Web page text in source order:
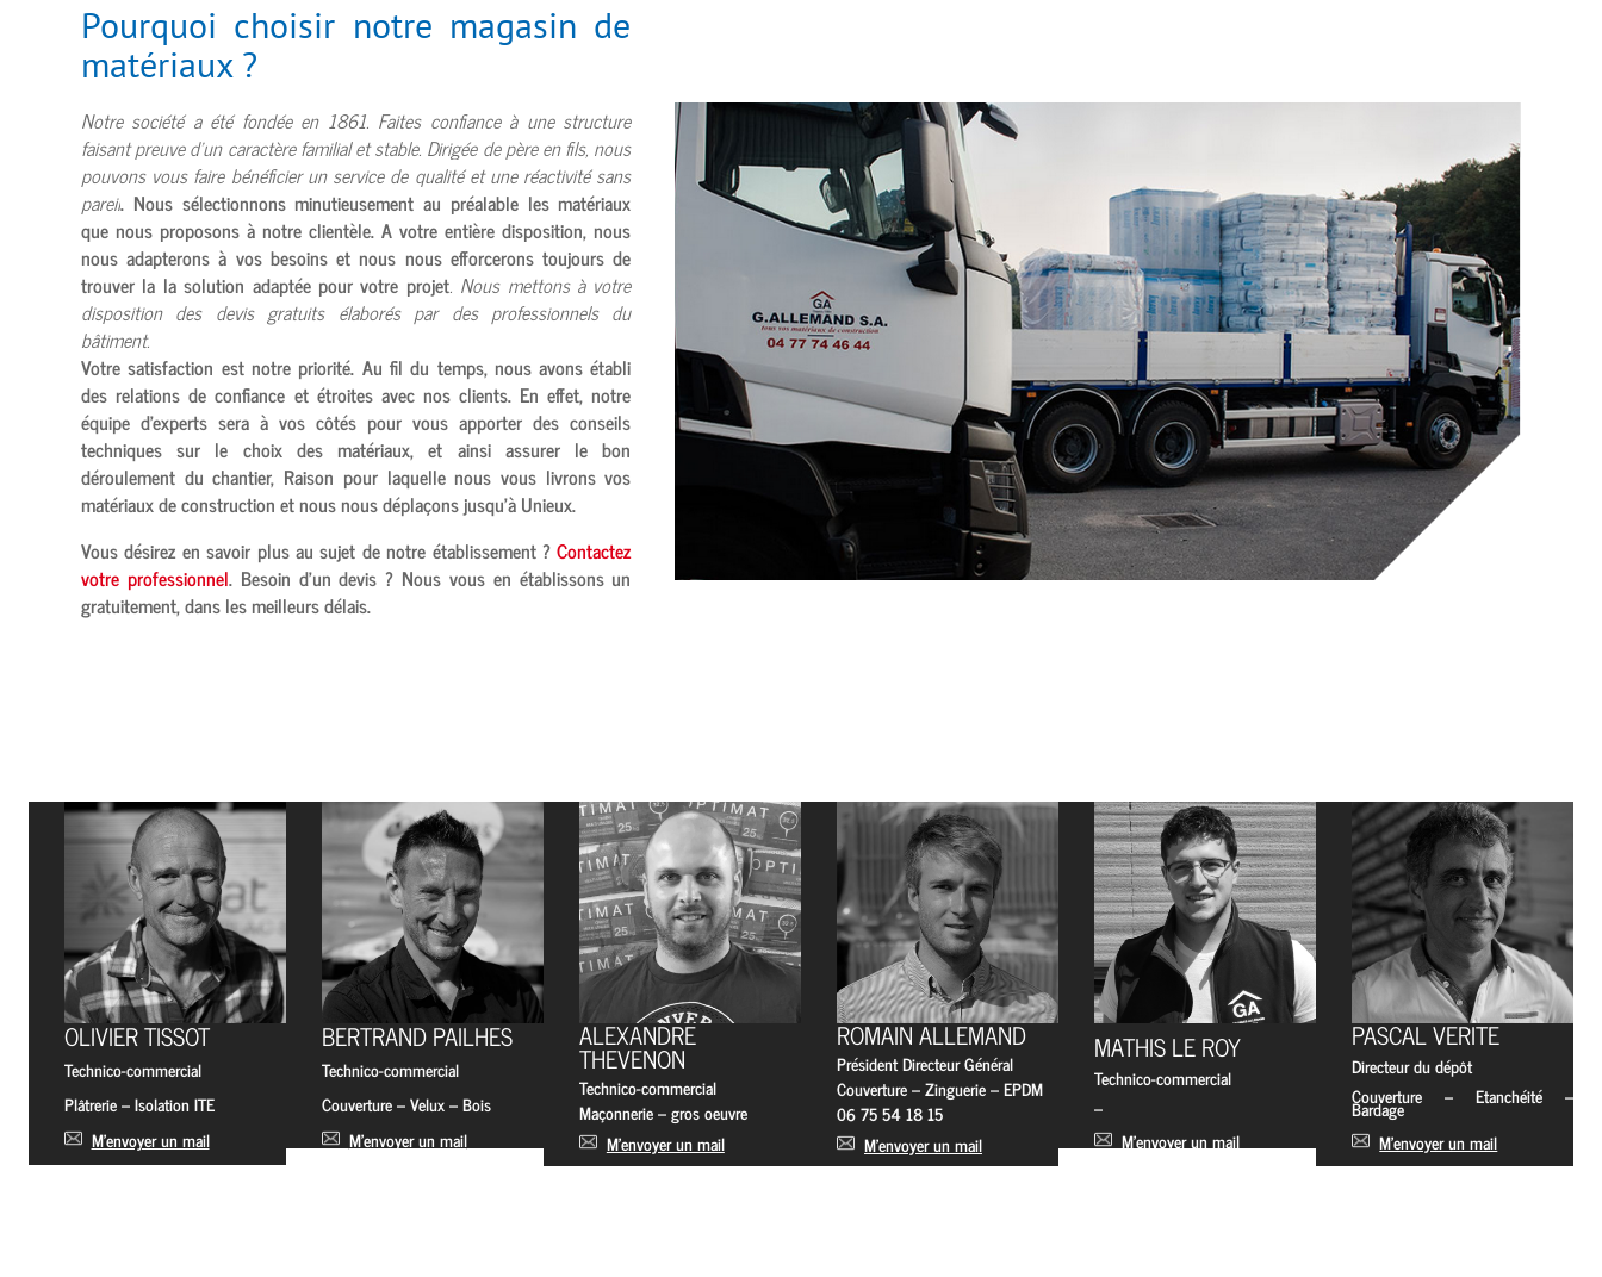
Pourquoi choisir notre magasin de
matériaux ?
Notre société a été fondée en 1861. Faites confiance à une structure
faisant preuve d’un caractère familial et stable. Dirigée de père en fils, nous
pouvons vous faire bénéficier un service de qualité et une réactivité sans
pareil. Nous sélectionnons minutieusement au préalable les matériaux
que nous proposons à notre clientèle. A votre entière disposition, nous
nous adapterons à vos besoins et nous nous efforcerons toujours de
trouver la la solution adaptée pour votre projet. Nous mettons à votre
disposition des devis gratuits élaborés par des professionnels du
bâtiment.
Votre satisfaction est notre priorité. Au fil du temps, nous avons établi
des relations de confiance et étroites avec nos clients. En effet, notre
équipe d’experts sera à vos côtés pour vous apporter des conseils
techniques sur le choix des matériaux, et ainsi assurer le bon
déroulement du chantier, Raison pour laquelle nous vous livrons vos
matériaux de construction et nous nous déplaçons jusqu’àUnieux.
Vous désirez en savoir plus au sujet de notre établissement ?Contactez
votre professionnel. Besoin d’un devis ? Nous vous en établissons un
gratuitement, dans les meilleurs délais.
OLIVIER TISSOT
Technico-commercial
Plâtrerie – Isolation ITE
M’envoyer un mail
BERTRAND PAILHES
Technico-commercial
Couverture – Velux – Bois
M’envoyer un mail
ALEXANDRE
THEVENON
Technico-commercial
Maçonnerie – gros oeuvre
M’envoyer un mail
ROMAIN ALLEMAND
Président Directeur Général
Couverture – Zinguerie – EPDM
06 75 54 18 15
M’envoyer un mail
MATHIS LE ROY
Technico-commercial
–
M’envoyer un mail
PASCAL VERITE
Directeur du dépôt
Couverture – Etanchéité –
Bardage
M’envoyer un mail